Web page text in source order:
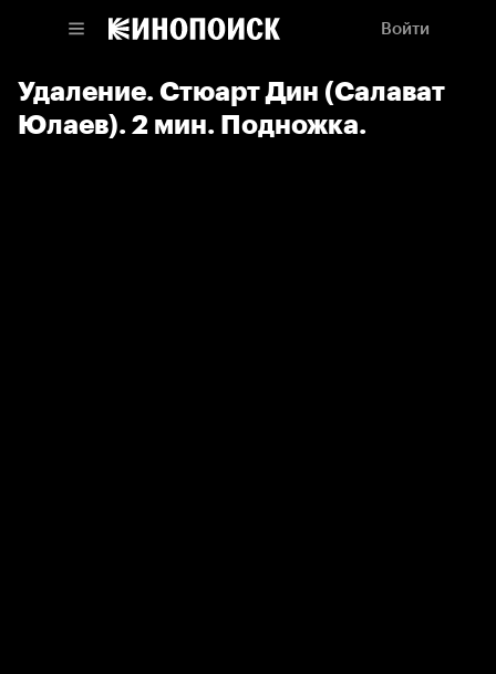
Войти
Удаление. Стюарт Дин (Салават
Юлаев). 2 мин. Подножка.